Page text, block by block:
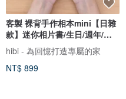
客製 裸背手作相本mini【日雜
款】迷你相片書/生日/週年/情
侶禮物
hibi - 為回憶打造專屬的家
NT$ 899